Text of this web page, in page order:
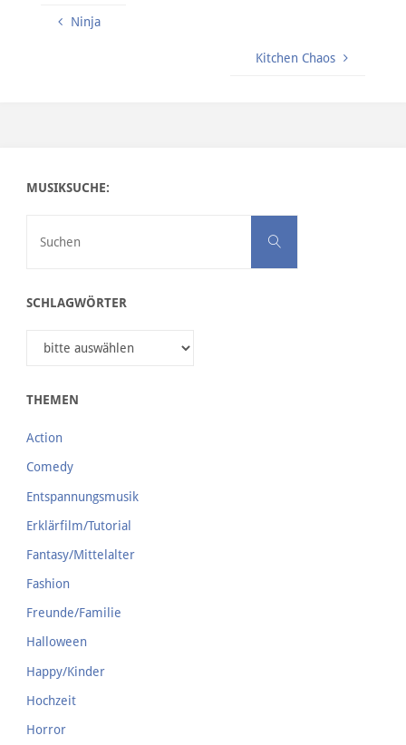
Ninja
Kitchen Chaos
MUSIKSUCHE:
Suchen
SCHLAGWÖRTER
THEMEN
Action
Comedy
Entspannungsmusik
Erklärfilm/Tutorial
Fantasy/Mittelalter
Fashion
Freunde/Familie
Halloween
Happy/Kinder
Hochzeit
Horror